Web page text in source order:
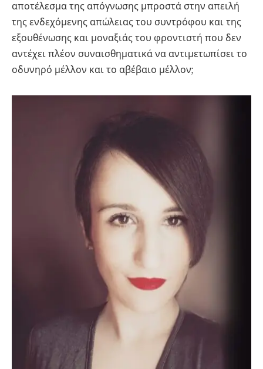
αποτέλεσμα της απόγνωσης μπροστά στην απειλή
της ενδεχόμενης απώλειας του συντρόφου και της
εξουθένωσης και μοναξιάς του φροντιστή που δεν
αντέχει πλέον συναισθηματικά να αντιμετωπίσει το
οδυνηρό μέλλον και το αβέβαιο μέλλον;